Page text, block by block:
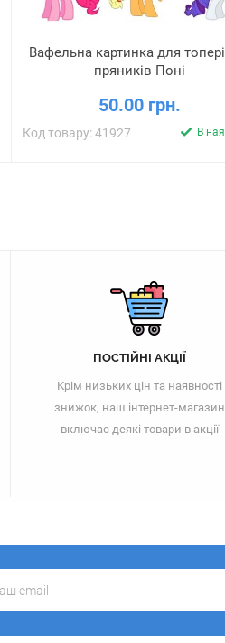
Вафельна картинка для
пряників Поні
50.00 грн.
Код товару: 41927 В
ПОСТІЙНІ АКЦІЇ
Крім низьких цін та наявності
знижок, наш інтернет-магазин
включає деякі товари в акції